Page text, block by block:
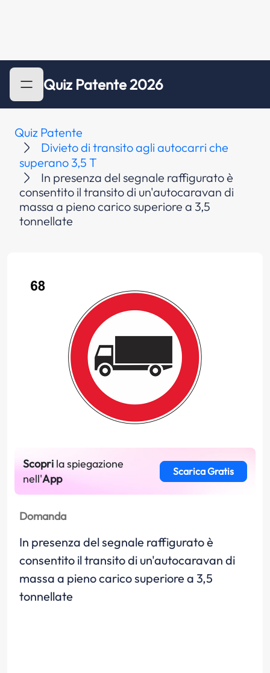
Quiz Patente 2026
Quiz Patente
Divieto di transito agli autocarri che
superano 3,5 T
In presenza del segnale raffigurato è
consentito il transito di un'autocaravan di
massa a pieno carico superiore a 3,5
tonnellate
Scopri la spiegazione
nell'App
Scarica Gratis
Domanda
In presenza del segnale raffigurato è
consentito il transito di un'autocaravan di
massa a pieno carico superiore a 3,5
tonnellate